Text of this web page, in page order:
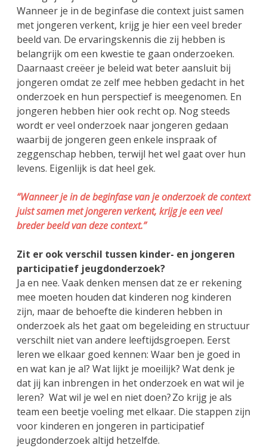
Wanneer je in de beginfase die context juist samen
met jongeren verkent, krijg je hier een veel breder
beeld van. De ervaringskennis die zij hebben is
belangrijk om een kwestie te gaan onderzoeken.
Daarnaast creëer je beleid wat beter aansluit bij
jongeren omdat ze zelf mee hebben gedacht in het
onderzoek en hun perspectief is meegenomen. En
jongeren hebben hier ook recht op. Nog steeds
wordt er veel onderzoek naar jongeren gedaan
waarbij de jongeren geen enkele inspraak of
zeggenschap hebben, terwijl het wel gaat over hun
levens. Eigenlijk is dat heel gek.
“Wanneer je in de beginfase van je onderzoek de context
juist samen met jongeren verkent, krijg je een veel
breder beeld van deze context.”
Zit er ook verschil tussen kinder- en jongeren
participatief jeugdonderzoek?
Ja en nee. Vaak denken mensen dat ze er rekening
mee moeten houden dat kinderen nog kinderen
zijn, maar de behoefte die kinderen hebben in
onderzoek als het gaat om begeleiding en structuur
verschilt niet van andere leeftijdsgroepen. Eerst
leren we elkaar goed kennen: Waar ben je goed in
en wat kan je al? Wat lijkt je moeilijk? Wat denk je
dat jij kan inbrengen in het onderzoek en wat wil je
leren? Wat wil je wel en niet doen? Zo krijg je als
team een beetje voeling met elkaar. Die stappen zijn
voor kinderen en jongeren in participatief
jeugdonderzoek altijd hetzelfde.